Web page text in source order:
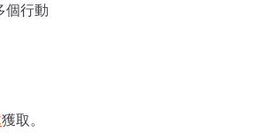
個行動
獲取。